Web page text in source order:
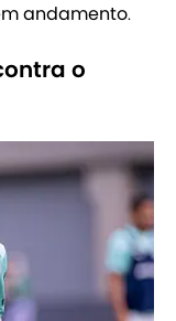
andamento.
o